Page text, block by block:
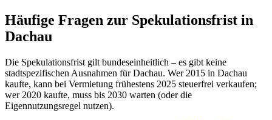
Häufige Fragen zur Spekulationsfrist in
Dachau
Die Spekulationsfrist gilt bundeseinheitlich – es gibt keine
stadtspezifischen Ausnahmen für Dachau. Wer 2015 in Dachau
kaufte, kann bei Vermietung frühestens 2025 steuerfrei verkaufen;
wer 2020 kaufte, muss bis 2030 warten (oder die
Eigennutzungsregel nutzen).